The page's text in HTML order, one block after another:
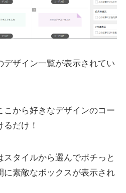
デザイン一覧が表示されてい
こから好きなデザインのコー
るだけ！
スタイルから選んでポチっと
に素敵なボックスが表示され